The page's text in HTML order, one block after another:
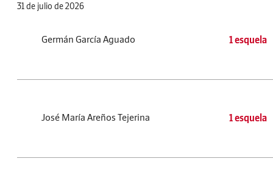
31 de julio de 2026
Germán García Aguado 1 esquela
José María Areños Tejerina 1 esquela